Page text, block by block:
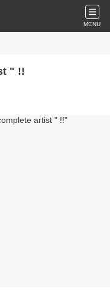
MENU
" !!